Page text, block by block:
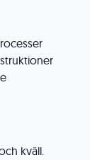
kväll.